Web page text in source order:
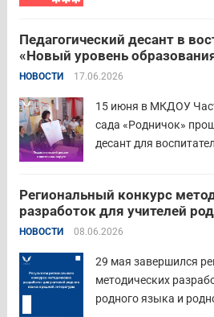
проводят
священна». 22 июня
отмечает 85-ю
Педагогический десант в
«Новый уровень
качество и эффективность»
НОВОСТИ 17.06.2026
15 июня в МКДОУ
сада «Родничок»
десант для
педагогов
профессиональных
знакомства с
Региональный конкурс
разработок для учителей
родной литературы
НОВОСТИ 08.06.2026
29 мая завершился
методических
родного языка и